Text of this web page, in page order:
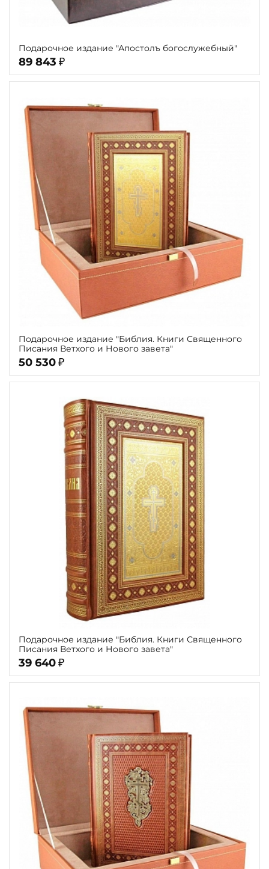
Подарочное издание "Апостолъ богослужебный"
89 843 ₽
Подарочное издание "Библия. Книги Священного
Писания Ветхого и Нового завета"
50 530 ₽
Подарочное издание "Библия. Книги Священного
Писания Ветхого и Нового завета"
39 640 ₽